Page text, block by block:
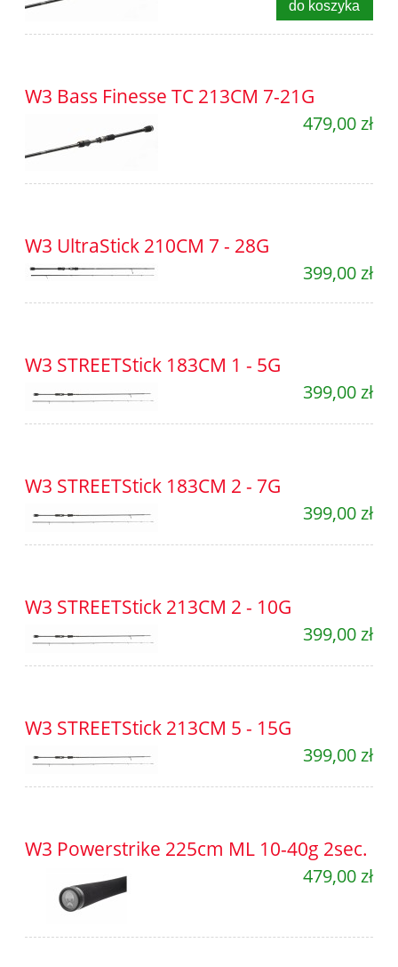
do koszyka
W3 Bass Finesse TC 213CM 7-21G
479,00 zł
W3 UltraStick 210CM 7 - 28G
399,00 zł
W3 STREETStick 183CM 1 - 5G
399,00 zł
W3 STREETStick 183CM 2 - 7G
399,00 zł
W3 STREETStick 213CM 2 - 10G
399,00 zł
W3 STREETStick 213CM 5 - 15G
399,00 zł
W3 Powerstrike 225cm ML 10-40g 2sec.
479,00 zł